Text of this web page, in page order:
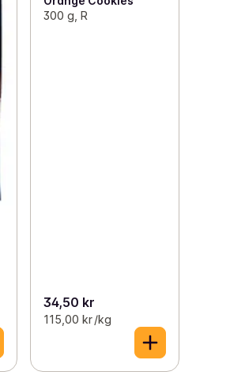
300 g, R
34,50 kr
115,00 kr /kg